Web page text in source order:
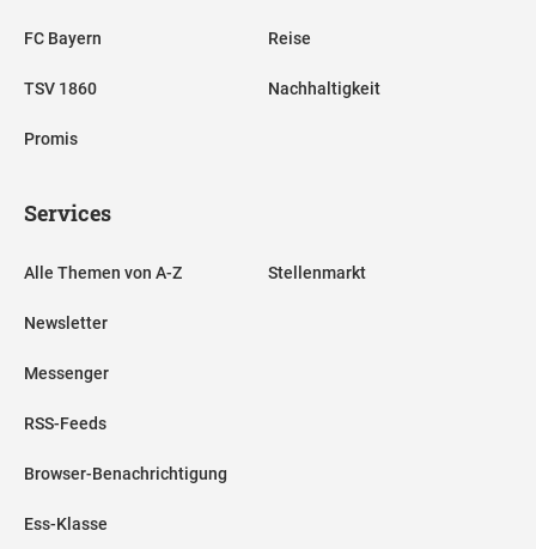
FC Bayern
TSV 1860
Promis
Reise
Nachhaltigkeit
Services
Alle Themen von A-Z
Newsletter
Messenger
RSS-Feeds
Browser-Benachrichtigung
Ess-Klasse
Stellenmarkt